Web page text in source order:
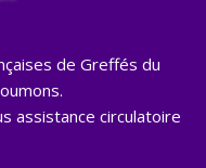
de Greffés du
assistance circulatoire